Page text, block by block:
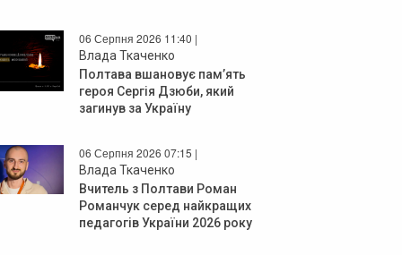
06 Серпня 2026 11:40 |
Влада Ткаченко
Полтава вшановує пам’ять
героя Сергія Дзюби, який
загинув за Україну
06 Серпня 2026 07:15 |
Влада Ткаченко
Вчитель з Полтави Роман
Романчук серед найкращих
педагогів України 2026 року